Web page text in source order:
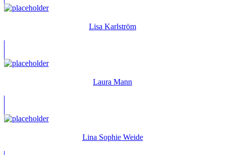
Lisa Karlström
Laura Mann
Lina Sophie Weide